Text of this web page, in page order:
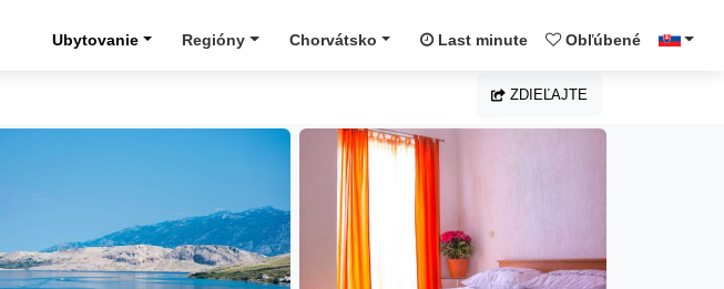
Ubytovanie Regióny Chorvátsko Last minute Obľúbené
ZDIEĽAJTE